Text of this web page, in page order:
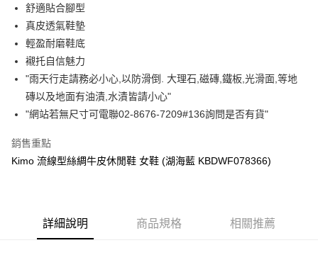
上海商業儲蓄銀行
國泰世華商業銀行
臺灣中小企業銀行
匯豐（台灣）商業銀行
聯邦商業銀行
元大商業銀行
永豐商業銀行
玉山商業銀行
台新國際商業銀行
中國信託商業銀行
LINE Pay
Apple Pay
街口支付
Google Pay
AFTEE先享後付
相關說明
２．便利：只要手機號碼，簡訊認證，即可結帳。
３．安心：先確認商品／服務後，再付款。
舒適貼合腳型
真皮透氣鞋墊
輕盈耐磨鞋底
襯托自信魅力
"雨天行走請務必小心,以防滑倒. 大理石,磁磚,鐵板,光滑面,等地
磚以及地面有油漬,水漬皆請小心"
"網站若無尺寸可電聯02-8676-7209#136詢問是否有貨"
銷售重點
Kimo 流線型絲綢牛皮休閒鞋 女鞋 (湖海藍 KBDWF078366)
詳細說明 商品規格 相關推薦